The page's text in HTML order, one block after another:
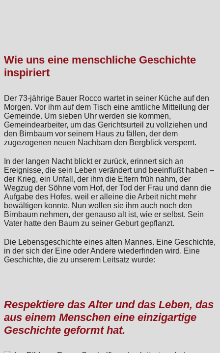
Wie uns eine menschliche Geschichte
inspiriert
Der 73-jährige Bauer Rocco wartet in seiner Küche auf den
Morgen. Vor ihm auf dem Tisch eine amtliche Mitteilung der
Gemeinde. Um sieben Uhr werden sie kommen,
Gemeindearbeiter, um das Gerichtsurteil zu vollziehen und
den Birnbaum vor seinem Haus zu fällen, der dem
zugezogenen neuen Nachbarn den Bergblick versperrt.
In der langen Nacht blickt er zurück, erinnert sich an
Ereignisse, die sein Leben verändert und beeinflußt haben –
der Krieg, ein Unfall, der ihm die Eltern früh nahm, der
Wegzug der Söhne vom Hof, der Tod der Frau und dann die
Aufgabe des Hofes, weil er alleine die Arbeit nicht mehr
bewältigen konnte. Nun wollen sie ihm auch noch den
Birnbaum nehmen, der genauso alt ist, wie er selbst. Sein
Vater hatte den Baum zu seiner Geburt gepflanzt.
Die Lebensgeschichte eines alten Mannes. Eine Geschichte,
in der sich der Eine oder Andere wiederfinden wird. Eine
Geschichte, die zu unserem Leitsatz wurde:
Respektiere das Alter und das Leben, das
aus einem Menschen eine einzigartige
Geschichte geformt hat.